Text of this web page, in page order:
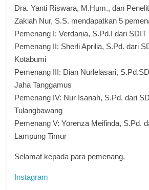
Dra. Yanti Riswara, M.Hum., dan
Zakiah Nur, S.S. mendapatkan 5
Pemenang I: Verdania, S.Pd.I dari
Pemenang II: Sherli Aprilia, S.Pd. dari
Kotabumi
Pemenang III: Dian Nurlelasari,
Jaha Tanggamus
Pemenang IV: Nur Isanah, S.Pd. dari
Tulangbawang
Pemenang V: Yorenza Meifinda, S.Pd.
Lampung Timur
Selamat kepada para pemenang.
Instagram